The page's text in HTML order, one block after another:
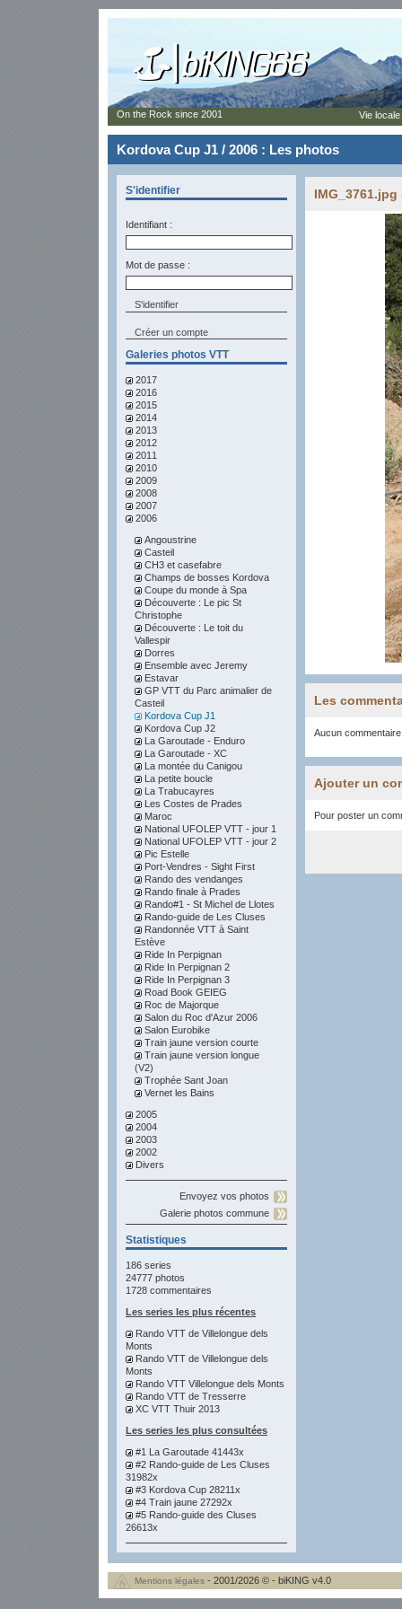
Kordova Cup J1 / 2006 : Les photos
S'identifier
Identifiant :
Mot de passe :
Créer un compte
Galeries photos VTT
2017
2016
2015
2014
2013
2012
2011
2010
2009
2008
2007
2006
Angoustrine
Casteil
CH3 et casefabre
Champs de bosses Kordova
Coupe du monde à Spa
Découverte : Le pic St
Christophe
Découverte : Le toit du
Vallespir
Dorres
Ensemble avec Jeremy
Estavar
GP VTT du Parc animalier de
Casteil
Kordova Cup J1
Kordova Cup J2
La Garoutade - Enduro
La Garoutade - XC
La montée du Canigou
La petite boucle
La Trabucayres
Les Costes de Prades
Maroc
National UFOLEP VTT - jour 1
National UFOLEP VTT - jour 2
Pic Estelle
Port-Vendres - Sight First
Rando des vendanges
Rando finale à Prades
Rando#1 - St Michel de Llotes
Rando-guide de Les Cluses
Randonnée VTT à Saint
Estève
Ride In Perpignan
Ride In Perpignan 2
Ride In Perpignan 3
Road Book GEIEG
Roc de Majorque
Salon du Roc d'Azur 2006
Salon Eurobike
Train jaune version courte
Train jaune version longue
(V2)
Trophée Sant Joan
Vernet les Bains
2005
2004
2003
2002
Divers
Envoyez vos photos
Galerie photos commune
Statistiques
186 series
24777 photos
1728 commentaires
Les series les plus récentes
Rando VTT de Villelongue dels
Monts
Rando VTT de Villelongue dels
Monts
Rando VTT Villelongue dels Monts
Rando VTT de Tresserre
XC VTT Thuir 2013
Les series les plus consultées
#1 La Garoutade 41443x
#2 Rando-guide de Les Cluses
31982x
#3 Kordova Cup 28211x
#4 Train jaune 27292x
#5 Rando-guide des Cluses
26613x
IMG_3761.jpg
Les
Aucun
Ajouter un
Pour poster un
On the Rock since 2001 Vie
Mentions légales - 2001/2026 © - biKING v4.0